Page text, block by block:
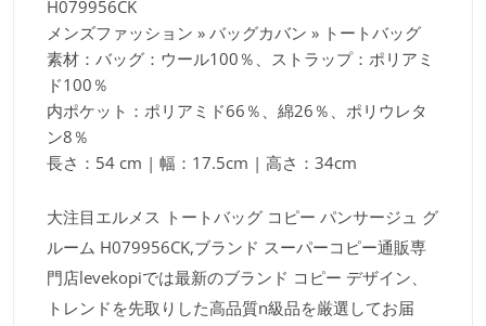
H079956CK
メンズファッション » バッグカバン » トートバッグ
素材：バッグ：ウール100％、ストラップ：ポリアミ
ド100％
内ポケット：ポリアミド66％、綿26％、ポリウレタ
ン8％
長さ：54 cm | 幅：17.5cm | 高さ：34cm
大注目エルメス トートバッグ コピー パンサージュ グ
ルーム H079956CK,ブランド スーパーコピー通販専
門店levekopiでは最新のブランド コピー デザイン、
トレンドを先取りした高品質n級品を厳選してお届